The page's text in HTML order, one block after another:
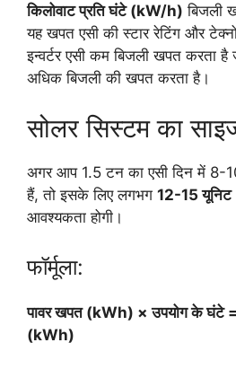
किलोवाट प्रति घंटे (kW/h) बिजली
यह खपत एसी की स्टार रेटिंग और
इन्वर्टर एसी कम बिजली खपत करता है
अधिक बिजली की खपत करता है।
सोलर सिस्टम का
अगर आप 1.5 टन का एसी दिन में 8-
हैं, तो इसके लिए लगभग 12-15
आवश्यकता होगी।
फॉर्मूला:
पावर खपत (kWh) × उपयोग के घंटे
(kWh)